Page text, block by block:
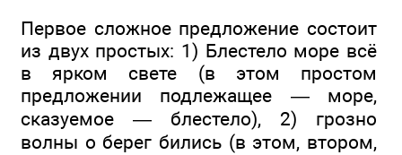
Первое сложное предложение состоит
из двух простых: 1) Блестело море всё
в ярком свете (в этом простом
предложении подлежащее — море,
сказуемое — блестело), 2) грозно
волны о берег бились (в этом, втором,